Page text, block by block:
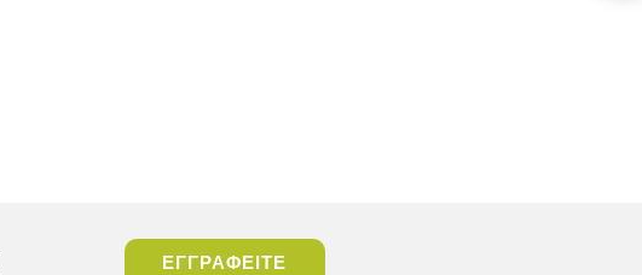
ΕΓΓΡΑΦΕΙΤΕ